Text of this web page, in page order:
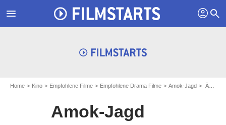
menu profil search
Home Kino Empfohlene Filme Empfohlene Drama Filme Amok-Jagd Ähnliche Filme: Amok-Jagd"
Amok-Jagd